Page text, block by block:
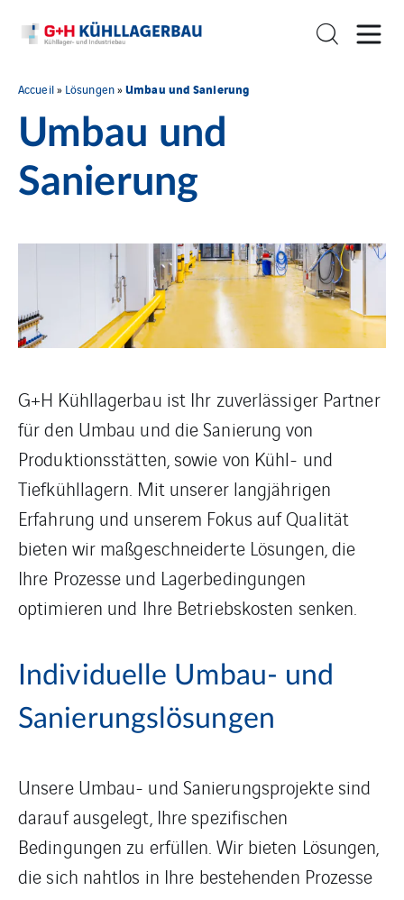
Accueil» Lösungen»Umbau und Sanierung
Umbau und
Sanierung
G+H Kühllagerbau ist Ihr zuverlässiger Partner
für den Umbau und die Sanierung von
Produktionsstätten, sowie von Kühl- und
Tiefkühllagern. Mit unserer langjährigen
Erfahrung und unserem Fokus auf Qualität
bieten wir maßgeschneiderte Lösungen, die
Ihre Prozesse und Lagerbedingungen
optimieren und Ihre Betriebskosten senken.
Individuelle Umbau- und
Sanierungslösungen
Unsere Umbau- und Sanierungsprojekte sind
darauf ausgelegt, Ihre spezifischen
Bedingungen zu erfüllen. Wir bieten Lösungen,
die sich nahtlos in Ihre bestehenden Prozesse